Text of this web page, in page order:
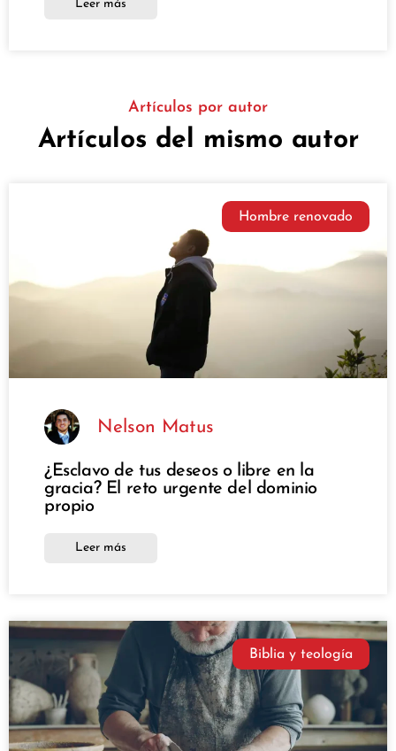
Leer más
Artículos por autor
Artículos del mismo autor
Hombre renovado
Nelson Matus
¿Esclavo de tus deseos o libre en la
gracia? El reto urgente del dominio
propio
Leer más
Biblia y teología